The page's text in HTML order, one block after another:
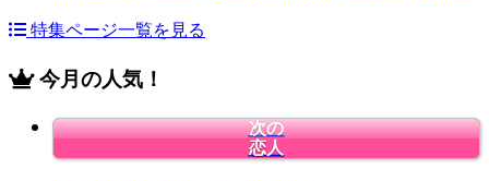
特集ページ一覧を見る
今月の人気！
次の
恋人